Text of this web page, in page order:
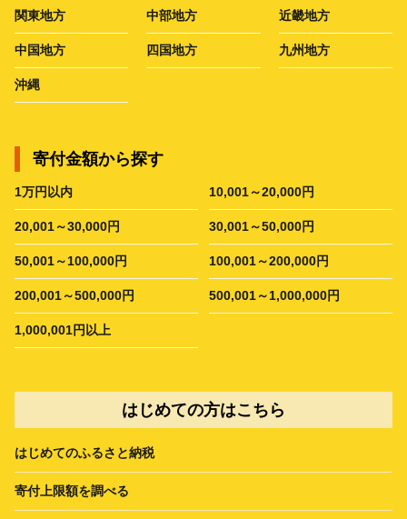
関東地方 中部地方 近畿地方
中国地方 四国地方 九州地方
沖縄
寄付金額から探す
1万円以内 10,001～20,000円
20,001～30,000円 30,001～50,000円
50,001～100,000円 100,001～200,000円
200,001～500,000円 500,001～1,000,000円
1,000,001円以上
はじめての方はこちら
はじめてのふるさと納税
寄付上限額を調べる